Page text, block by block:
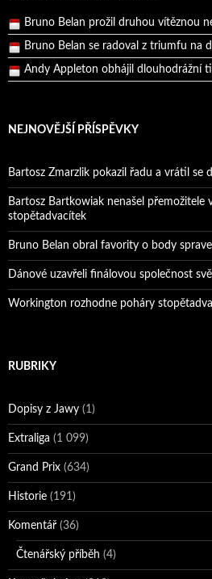
Bruno Belan prožil druhou vítěznou
Bruno Belan se radoval z triumfu na
Andy Appleton obhájil dlouhodrážní
NEJNOVĚJŠÍ PŘÍSPĚVKY
Bartosz Zmarzlik pokazil řadu a vrátil se
Bartosz Bartkowiak nenašel přemožitele
stopětadvacítek
Bruno Belan obral favority o body
Dánové uzavřeli finálovou společnost
Workington rozhodne poháry
RUBRIKY
Dopisy z Jawy (1)
Extraliga (1 099)
Grand Prix (634)
Historie (191)
Komentář (36)
Čtenářský příběh (4)